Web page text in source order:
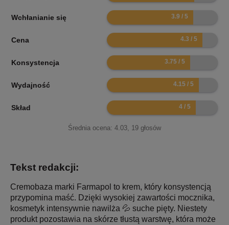
Wchłanianie się 7.8
Cena 8.6
Konsystencja 7.5
Wydajność 8.3
Skład 8
Średnia ocena: 4.03, 19 głosów
Tekst redakcji:
Cremobaza marki Farmapol to krem, który konsystencją
przypomina maść. Dzięki wysokiej zawartości mocznika,
kosmetyk intensywnie nawilża 💦 suche pięty. Niestety
produkt pozostawia na skórze tłustą warstwę, która może